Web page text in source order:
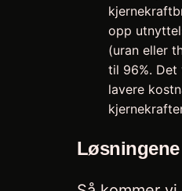
opp
(uran eller
til 96%. Det
lavere
Løsningene